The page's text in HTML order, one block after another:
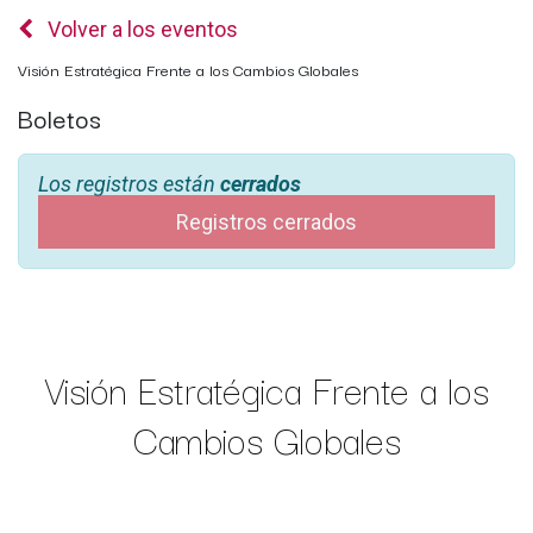
Volver a los eventos
Visión Estratégica Frente a los Cambios Globales
Boletos
Los registros están cerrados
Registros cerrados
Visión Estratégica Frente a los
Cambios Globales